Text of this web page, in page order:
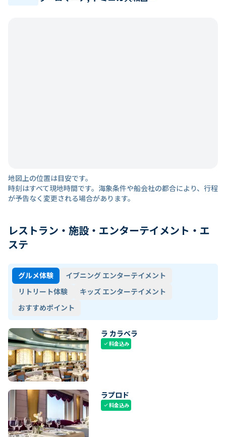
地図上の位置は目安です。
時刻はすべて現地時間です。海象条件や船会社の都合により、行程
が予告なく変更される場合があります。
レストラン・施設・エンターテイメント・エ
ステ
グルメ体験
イブニング エンターテイメント
リトリート体験
キッズ エンターテイメント
おすすめポイント
ラ カラベラ
check料金込み
ラプロド
check料金込み